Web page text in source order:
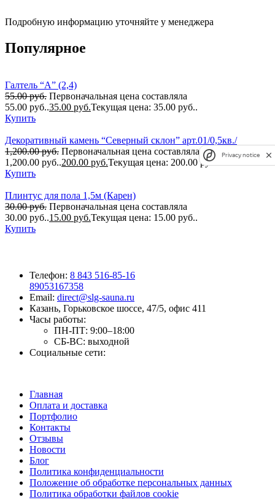
Подробную информацию уточняйте у менеджера
Популярное
Галтель “А” (2,4)
55.00руб. Первоначальная цена составляла
55.00 руб..35.00 руб.Текущая цена: 35.00 руб..
Купить
Декоративный камень “Северный склон” арт.01/0,5кв./
1,200.00руб. Первоначальная цена составляла
1,200.00 руб..200.00 руб.Текущая цена: 200.00 руб..
Купить
Плинтус для пола 1,5м (Карен)
30.00руб. Первоначальная цена составляла
30.00 руб..15.00 руб.Текущая цена: 15.00 руб..
Купить
Телефон: 8 843 516-85-16
89053167358
Email: direct@slg-sauna.ru
Казань, Горьковское шоссе, 47/5, офис 411
Часы работы:
ПН-ПТ: 9:00–18:00
СБ-ВС: выходной
Социальные сети:
Главная
Оплата и доставка
Портфолио
Контакты
Отзывы
Новости
Блог
Политика конфиденциальности
Положение об обработке персональных данных
Политика обработки файлов cookie
Privacy notice